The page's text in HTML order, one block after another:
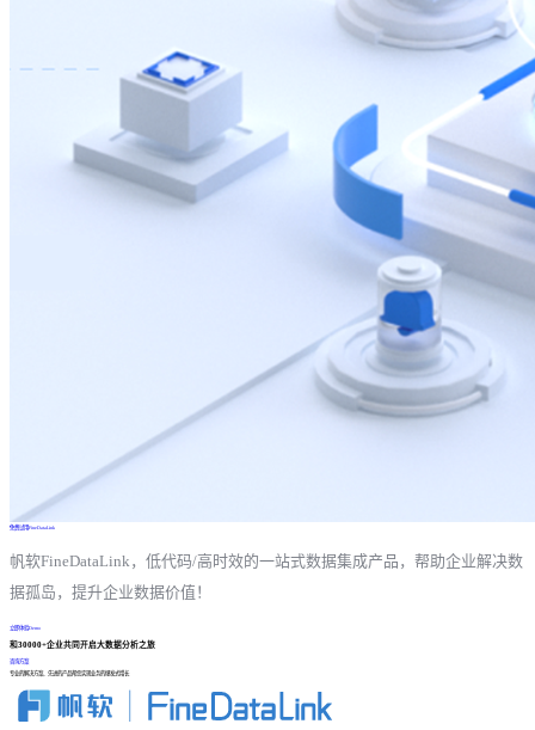
免费试用FineDataLink
帆软FineDataLink，低代码/高时效的一站式数据集成产品，帮助企业解决数
据孤岛，提升企业数据价值！
立即体验Demo
和30000+企业共同开启大数据分析之旅
咨询方案
专业的解决方案、先进的产品帮您实现业务的爆发式增长